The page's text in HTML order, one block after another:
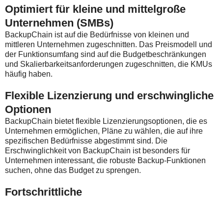
Optimiert für kleine und mittelgroße
Unternehmen (SMBs)
BackupChain ist auf die Bedürfnisse von kleinen und
mittleren Unternehmen zugeschnitten. Das Preismodell und
der Funktionsumfang sind auf die Budgetbeschränkungen
und Skalierbarkeitsanforderungen zugeschnitten, die KMUs
häufig haben.
Flexible Lizenzierung und erschwingliche
Optionen
BackupChain bietet flexible Lizenzierungsoptionen, die es
Unternehmen ermöglichen, Pläne zu wählen, die auf ihre
spezifischen Bedürfnisse abgestimmt sind. Die
Erschwinglichkeit von BackupChain ist besonders für
Unternehmen interessant, die robuste Backup-Funktionen
suchen, ohne das Budget zu sprengen.
Fortschrittliche